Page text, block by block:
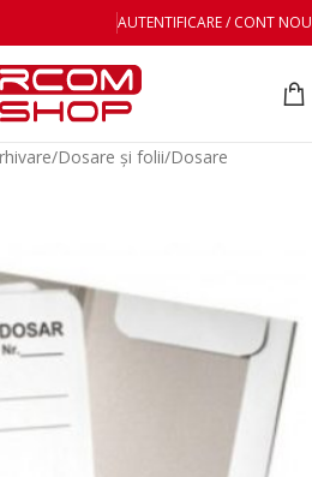
AUTENTIFICARE / CONT NOU
/Dosare și folii/Dosare